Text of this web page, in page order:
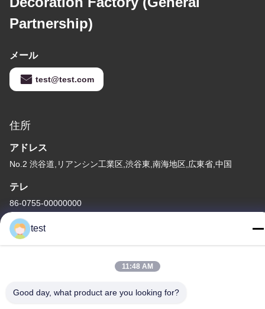
Partnership)
メール
test@test.com
住所
アドレス
No.2 渋谷道,リアンシン工業区,渋谷東,南海地区,広東省,中国
テレ
86-0755-00000000
test
11:48 AM
Good day, what product are you looking for?